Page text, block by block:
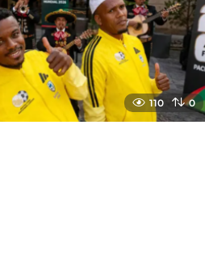
110 0